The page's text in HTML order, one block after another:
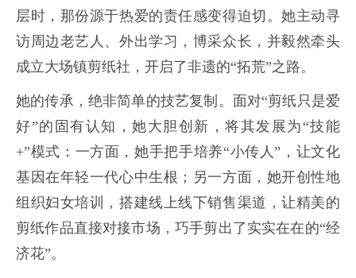
层时，那份源于热爱的责任感变得迫切。她主动寻
访周边老艺人、外出学习，博采众长，并毅然牵头
成立大场镇剪纸社，开启了非遗的“拓荒”之路。
她的传承，绝非简单的技艺复制。面对“剪纸只是爱
好”的固有认知，她大胆创新，将其发展为“技能
+”模式：一方面，她手把手培养“小传人”，让文化
基因在年轻一代心中生根；另一方面，她开创性地
组织妇女培训，搭建线上线下销售渠道，让精美的
剪纸作品直接对接市场，巧手剪出了实实在在的“经
济花”。